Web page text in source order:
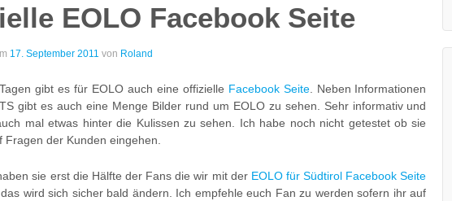
EOLO Facebook Seite
17. September 2011 von Roland
gibt es für EOLO auch eine offizielle Facebook Seite. Neben Informationen
gibt es auch eine Menge Bilder rund um EOLO zu sehen. Sehr informativ und
mal etwas hinter die Kulissen zu sehen. Ich habe noch nicht getestet ob sie
Fragen der Kunden eingehen.
sie erst die Hälfte der Fans die wir mit der EOLO für Südtirol Facebook Seite
wird sich sicher bald ändern. Ich empfehle euch Fan zu werden sofern ihr auf